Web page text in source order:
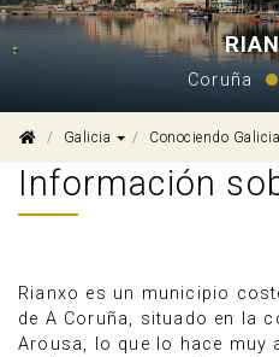
Coruña
Galicia Dropdown
Conociendo Galicia
Información
Rianxo es un municipio
de A Coruña, situado en la
Arousa, lo que lo hace muy